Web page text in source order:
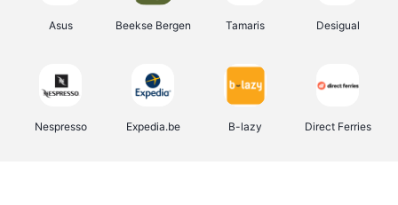
Asus Beekse Bergen Tamaris Desigual
Nespresso Expedia.be B-lazy Direct Ferries